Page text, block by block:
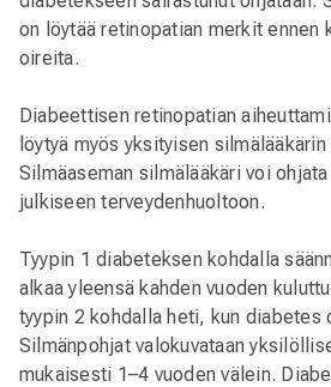
on löytää retinopatian merkit ennen
oireita.
Diabeettisen retinopatian
löytyä myös yksityisen
Silmäaseman silmälääkäri voi
julkiseen terveydenhuoltoon.
Tyypin 1 diabeteksen kohdalla
alkaa yleensä kahden vuoden
tyypin 2 kohdalla heti, kun diabetes
Silmänpohjat valokuvataan
mukaisesti 1–4 vuoden välein.